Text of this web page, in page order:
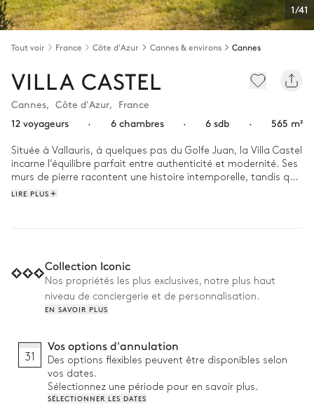
1/41
Tout voir France Côte d'Azur Cannes & environs Cannes
VILLA CASTEL
Cannes, Côte d'Azur, France
12 voyageurs
· 6 chambres · 6 sdb · 565 m²
Située à Vallauris, à quelques pas du Golfe Juan, la Villa Castel
incarne l’équilibre parfait entre authenticité et modernité. Ses
murs de pierre racontent une histoire intemporelle, tandis que
son design épuré invite à la quiétude.
niché au cœur du jardin avant de vous prélasser au bord de la
piscine. À la tombée du jour, partagez un dîner en plein air,
porté par la douceur du soir.
LIRE PLUS
Collection Iconic
Nos propriétés les plus exclusives, notre plus haut
niveau de conciergerie et de personnalisation.
EN SAVOIR PLUS
31
Vos options d'annulation
Des options flexibles peuvent être disponibles selon
vos dates.
Sélectionnez une période pour en savoir plus.
SÉLECTIONNER LES DATES